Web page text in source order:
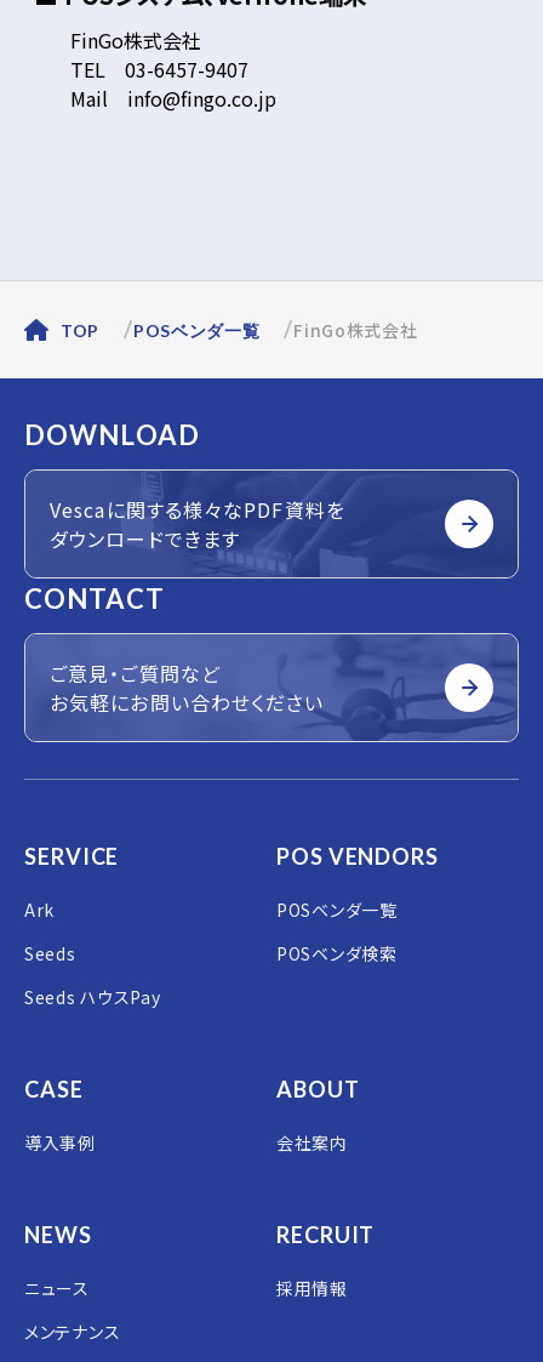
FinGo株式会社
TEL 03-6457-9407
Mail info@fingo.co.jp
TOP POSベンダ一覧 FinGo株式会社
DOWNLOAD
Vescaに関する様々なPDF資料を
ダウンロードできます
CONTACT
ご意見・ご質問など
お気軽にお問い合わせください
SERVICE
Ark
Seeds
Seeds ハウスPay
POS VENDORS
POSベンダ一覧
POSベンダ検索
CASE
導入事例
ABOUT
会社案内
NEWS
ニュース
メンテナンス
RECRUIT
採用情報